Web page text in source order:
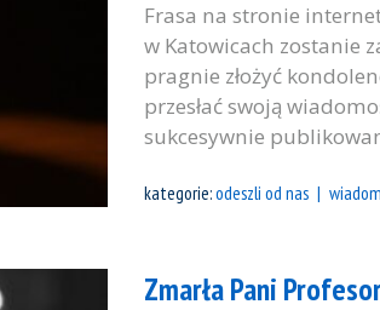
Frasa na stronie
w Katowicach zostanie
pragnie złożyć
przesłać swoją
sukcesywnie
kategorie:odeszli od nas
Zmarła Pani